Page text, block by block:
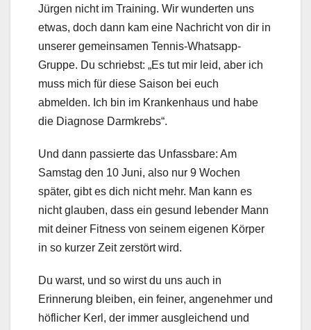
Jürgen nicht im Training. Wir wunderten uns
etwas, doch dann kam eine Nachricht von dir in
unserer gemeinsamen Tennis-Whatsapp-
Gruppe. Du schriebst: „Es tut mir leid, aber ich
muss mich für diese Saison bei euch
abmelden. Ich bin im Krankenhaus und habe
die Diagnose Darmkrebs“.
Und dann passierte das Unfassbare: Am
Samstag den 10 Juni, also nur 9 Wochen
später, gibt es dich nicht mehr. Man kann es
nicht glauben, dass ein gesund lebender Mann
mit deiner Fitness von seinem eigenen Körper
in so kurzer Zeit zerstört wird.
Du warst, und so wirst du uns auch in
Erinnerung bleiben, ein feiner, angenehmer und
höflicher Kerl, der immer ausgleichend und